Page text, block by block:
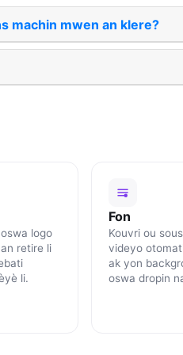
machin mwen an klere?
logo
retire li
li.
Fon
Kouvri ou
videyo
ak yon
oswa dropin